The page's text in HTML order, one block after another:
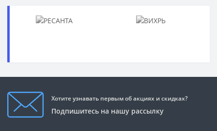
Хотите узнавать первым об акциях и скидках?
Подпишитесь на нашу рассылку